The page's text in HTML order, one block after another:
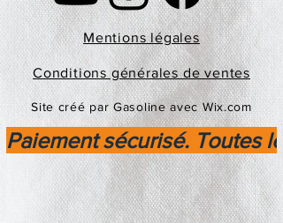
Mentions légales
Conditions générales de ventes
Site créé par Gasoline avec Wix.com
Paiement sécurisé. Toutes